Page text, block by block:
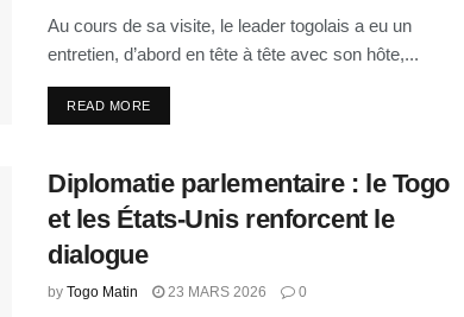
Au cours de sa visite, le leader togolais a eu un
entretien, d’abord en tête à tête avec son hôte,...
READ MORE
Diplomatie parlementaire : le Togo
et les États-Unis renforcent le
dialogue
by Togo Matin 23 MARS 2026 0